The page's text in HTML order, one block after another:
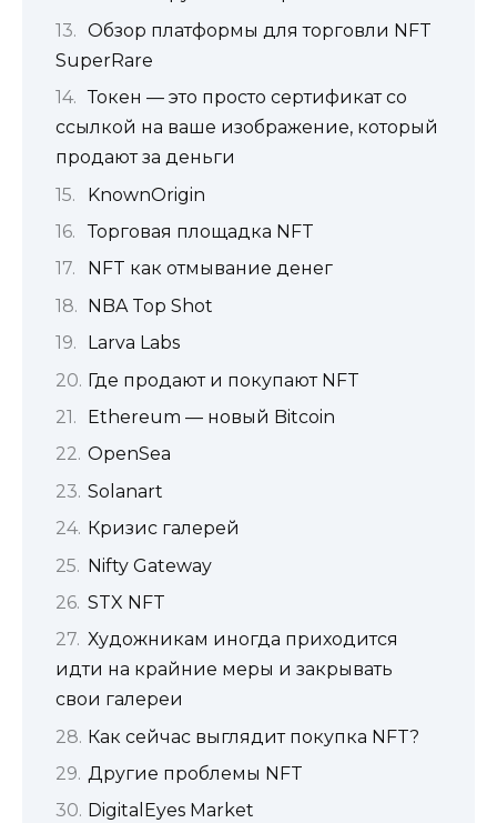
Обзор платформы для торговли NFT
SuperRare
Токен — это просто сертификат со
ссылкой на ваше изображение, который
продают за деньги
KnownOrigin
Торговая площадка NFT
NFT как отмывание денег
NBA Top Shot
Larva Labs
Где продают и покупают NFT
Ethereum — новый Bitcoin
OpenSea
Solanart
Кризис галерей
Nifty Gateway
STX NFT
Художникам иногда приходится
идти на крайние меры и закрывать
свои галереи
Как сейчас выглядит покупка NFT?
Другие проблемы NFT
DigitalEyes Market